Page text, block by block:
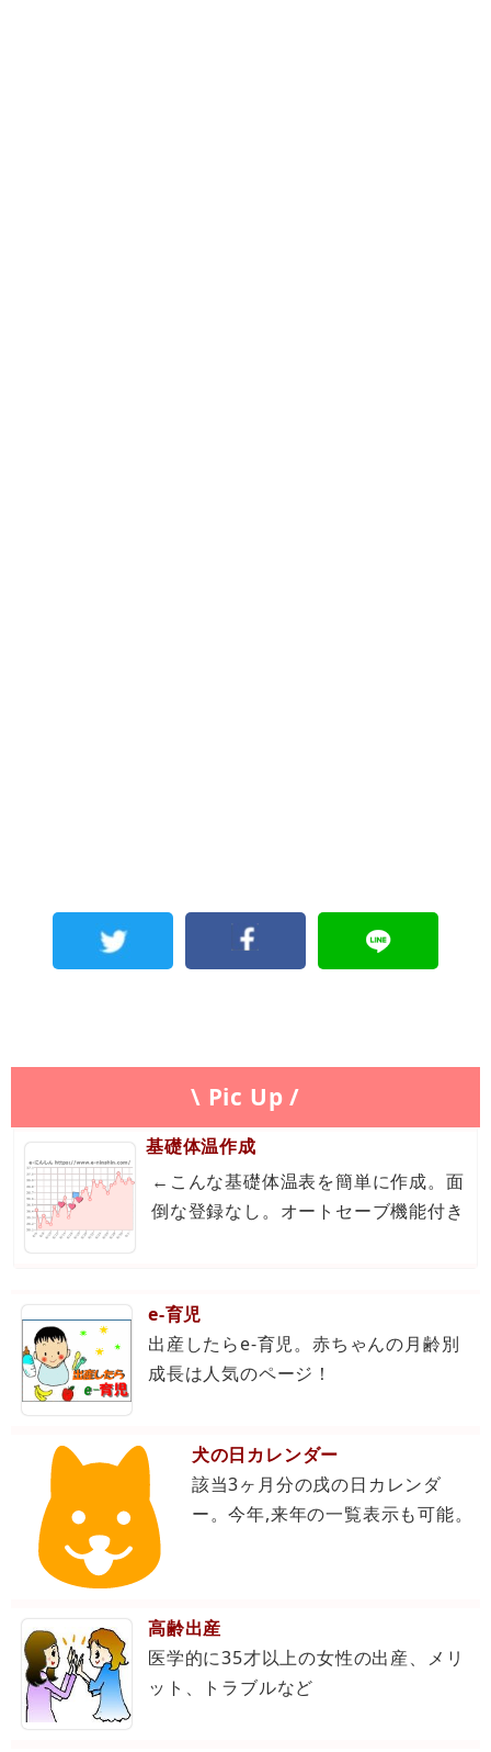
\ Pic Up /
基礎体温作成
←こんな基礎体温表を簡単に作成。面
倒な登録なし。オートセーブ機能付き
e-育児
出産したらe-育児。赤ちゃんの月齢別
成長は人気のページ！
犬の日カレンダー
該当3ヶ月分の戌の日カレンダ
ー。今年,来年の一覧表示も可能。
高齢出産
医学的に35才以上の女性の出産、メリ
ット、トラブルなど